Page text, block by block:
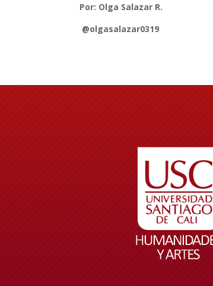
Por: Olga Salazar R.
@olgasalazar0319